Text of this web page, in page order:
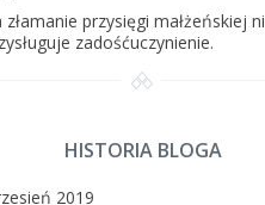
złamanie przysięgi małżeńskiej
zadośćuczynienie.
HISTORIA BLOGA
2019